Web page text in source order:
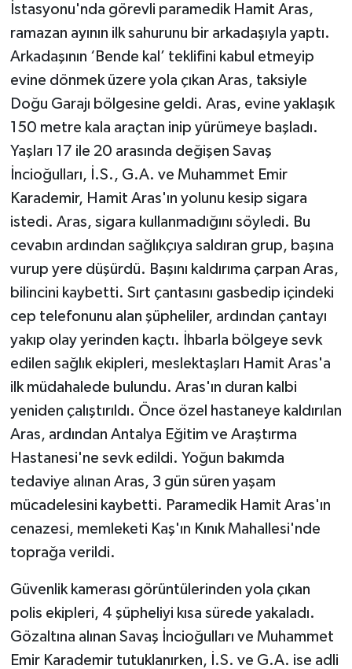
İstasyonu'nda görevli paramedik Hamit Aras,
ramazan ayının ilk sahurunu bir arkadaşıyla yaptı.
Arkadaşının ‘Bende kal’ teklifini kabul etmeyip
evine dönmek üzere yola çıkan Aras, taksiyle
Doğu Garajı bölgesine geldi. Aras, evine yaklaşık
150 metre kala araçtan inip yürümeye başladı.
Yaşları 17 ile 20 arasında değişen Savaş
İncioğulları, İ.S., G.A. ve Muhammet Emir
Karademir, Hamit Aras'ın yolunu kesip sigara
istedi. Aras, sigara kullanmadığını söyledi. Bu
cevabın ardından sağlıkçıya saldıran grup, başına
vurup yere düşürdü. Başını kaldırıma çarpan Aras,
bilincini kaybetti. Sırt çantasını gasbedip içindeki
cep telefonunu alan şüpheliler, ardından çantayı
yakıp olay yerinden kaçtı. İhbarla bölgeye sevk
edilen sağlık ekipleri, meslektaşları Hamit Aras'a
ilk müdahalede bulundu. Aras'ın duran kalbi
yeniden çalıştırıldı. Önce özel hastaneye kaldırılan
Aras, ardından Antalya Eğitim ve Araştırma
Hastanesi'ne sevk edildi. Yoğun bakımda
tedaviye alınan Aras, 3 gün süren yaşam
mücadelesini kaybetti. Paramedik Hamit Aras'ın
cenazesi, memleketi Kaş'ın Kınık Mahallesi'nde
toprağa verildi.
Güvenlik kamerası görüntülerinden yola çıkan
polis ekipleri, 4 şüpheliyi kısa sürede yakaladı.
Gözaltına alınan Savaş İncioğulları ve Muhammet
Emir Karademir tutuklanırken, İ.S. ve G.A. ise adli
Yaşam